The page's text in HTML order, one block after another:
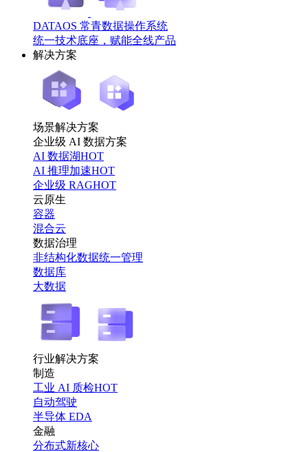
DATAOS 常青数据操作系统
统一技术底座，赋能全线产品
解决方案
场景解决方案
企业级 AI 数据方案
AI 数据湖HOT
AI 推理加速HOT
企业级 RAGHOT
云原生
容器
混合云
数据治理
非结构化数据统一管理
数据库
大数据
行业解决方案
制造
工业 AI 质检HOT
自动驾驶
半导体 EDA
金融
分布式新核心